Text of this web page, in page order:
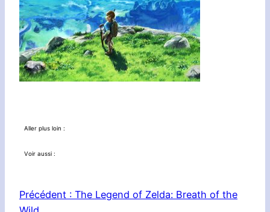
Aller plus loin :
Voir aussi :
Précédent : The Legend of Zelda: Breath of the